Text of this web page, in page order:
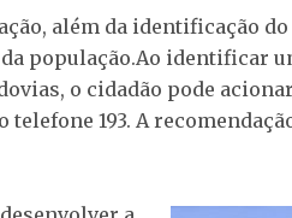
além da identificação
população.Ao identificar
o cidadão pode
193. A